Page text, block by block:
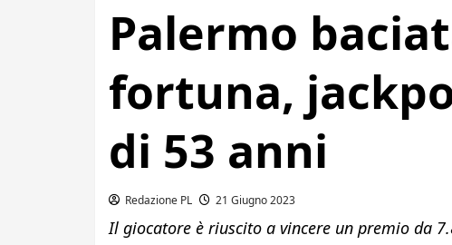
Palermo
fortuna,
di 53 anni
Redazione PL 21 Giugno 2023
Il giocatore è riuscito a vincere un premio da